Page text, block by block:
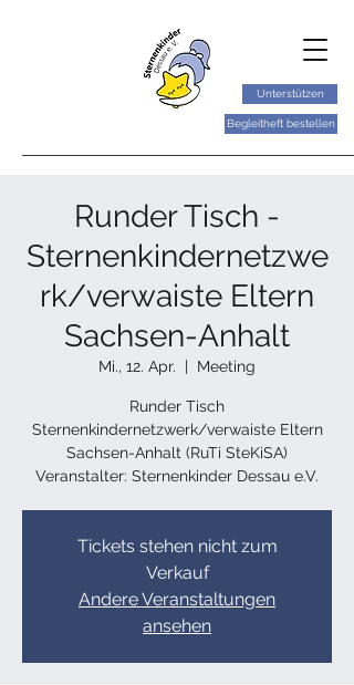
Unterstützen
Begleitheft bestellen
Runder Tisch -
Sternenkindernetzwe
rk/verwaiste Eltern
Sachsen-Anhalt
Mi., 12. Apr.
  |
Meeting
Runder Tisch
Sternenkindernetzwerk/verwaiste Eltern
Sachsen-Anhalt (RuTi SteKiSA)
Veranstalter: Sternenkinder Dessau e.V.
Tickets stehen nicht zum
Verkauf
Andere Veranstaltungen
ansehen